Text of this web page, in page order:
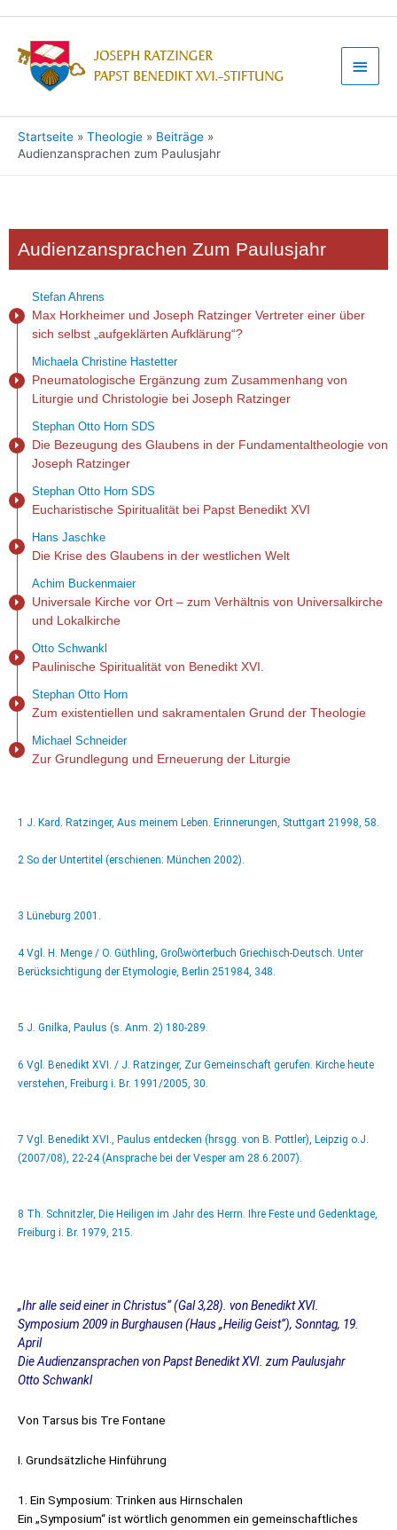
Startseite Theologie
Beiträge
Audienzansprachen zum Paulusjahr
Audienzansprachen Zum Paulusjahr
Stefan Ahrens
Max Horkheimer und Joseph Ratzinger Vertreter einer über
sich selbst „aufgeklärten Aufklärung“?
Michaela Christine Hastetter
Pneumatologische Ergänzung zum Zusammenhang von
Liturgie und Christologie bei Joseph Ratzinger
Stephan Otto Horn SDS
Die Bezeugung des Glaubens in der Fundamentaltheologie von
Joseph Ratzinger
Stephan Otto Horn SDS
Eucharistische Spiritualität bei Papst Benedikt XVI
Hans Jaschke
Die Krise des Glaubens in der westlichen Welt
Achim Buckenmaier
Universale Kirche vor Ort – zum Verhältnis von Universalkirche
und Lokalkirche
Otto Schwankl
Paulinische Spiritualität von Benedikt XVI.
Stephan Otto Horn
Zum existentiellen und sakramentalen Grund der Theologie
Michael Schneider
Zur Grundlegung und Erneuerung der Liturgie
1 J. Kard. Ratzinger, Aus meinem Leben. Erinnerungen, Stuttgart 21998, 58.
2 So der Untertitel (erschienen: München 2002).
3 Lüneburg 2001.
4 Vgl. H. Menge / O. Güthling, Großwörterbuch Griechisch-Deutsch. Unter
Berücksichtigung der Etymologie, Berlin 251984, 348.
5 J. Gnilka, Paulus (s. Anm. 2) 180-289.
6 Vgl. Benedikt XVI. / J. Ratzinger, Zur Gemeinschaft gerufen. Kirche heute
verstehen, Freiburg i. Br. 1991/2005, 30.
7 Vgl. Benedikt XVI., Paulus entdecken (hrsgg. von B. Pottler), Leipzig o.J.
(2007/08), 22-24 (Ansprache bei der Vesper am 28.6.2007).
8 Th. Schnitzler, Die Heiligen im Jahr des Herrn. Ihre Feste und Gedenktage,
Freiburg i. Br. 1979, 215.
„Ihr alle seid einer in Christus“ (Gal 3,28). von Benedikt XVI.
Symposium 2009 in Burghausen (Haus „Heilig Geist“), Sonntag, 19.
April
Die Audienzansprachen von Papst Benedikt XVI. zum Paulusjahr
Otto Schwankl
Von Tarsus bis Tre Fontane
I. Grundsätzliche Hinführung
1. Ein Symposium: Trinken aus Hirnschalen
Ein „Symposium“ ist wörtlich genommen ein gemeinschaftliches